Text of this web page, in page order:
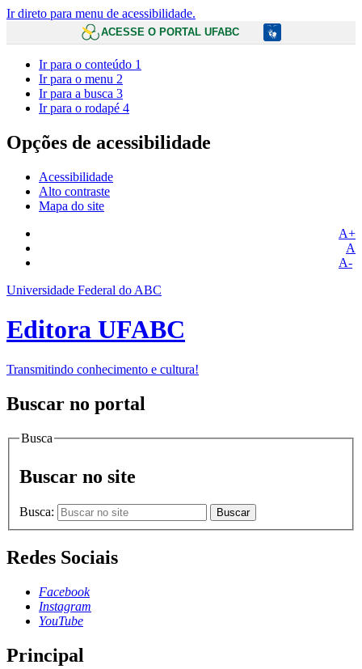
Ir direto para menu de acessibilidade.
ACESSE O PORTAL UFABC
Ir para o conteúdo 1
Ir para o menu 2
Ir para a busca 3
Ir para o rodapé 4
Opções de acessibilidade
Acessibilidade
Alto contraste
Mapa do site
A+
A
A-
Universidade Federal do ABC
Editora UFABC
Transmitindo conhecimento e cultura!
Buscar no portal
Busca
Buscar no site
Busca: Buscar
Redes Sociais
Facebook
Instagram
YouTube
Principal